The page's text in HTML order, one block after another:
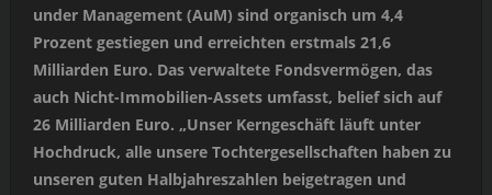
under Management (AuM) sind organisch um 4,4
Prozent gestiegen und erreichten erstmals 21,6
Milliarden Euro. Das verwaltete Fondsvermögen, das
auch Nicht-Immobilien-Assets umfasst, belief sich auf
26 Milliarden Euro. „Unser Kerngeschäft läuft unter
Hochdruck, alle unsere Tochtergesellschaften haben zu
unseren guten Halbjahreszahlen beigetragen und